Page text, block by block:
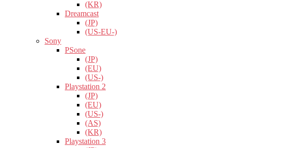
(KR)
Dreamcast
(JP)
(US-EU-)
Sony
PSone
(JP)
(EU)
(US-)
Playstation 2
(JP)
(EU)
(US-)
(AS)
(KR)
Playstation 3